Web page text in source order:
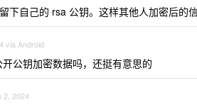
下自己的 rsa 公钥。这样其他人加密后的
via Android
公钥加密数据吗，还挺有意思的
2, 2024